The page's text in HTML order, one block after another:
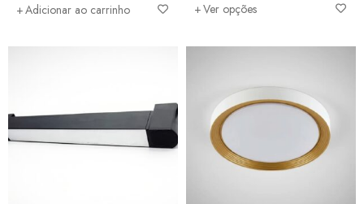
Adicionar ao carrinho Ver opções